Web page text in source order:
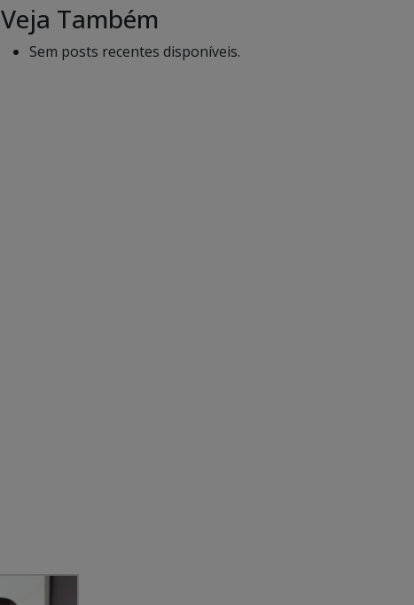
Veja Também
Sem posts recentes disponíveis.